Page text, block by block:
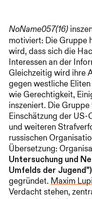
NoName057(16)
motiviert: Die Gruppe
wird, dass sich die
Interessen an der
Gleichzeitig wird ihre
gegen westliche
wie Gerechtigkeit,
inszeniert. Die
Einschätzung der
und weiteren
russischen
Übersetzung:
Untersuchung und
Umfelds der Jugend")
gegründet. Maxim
Verdacht stehen,